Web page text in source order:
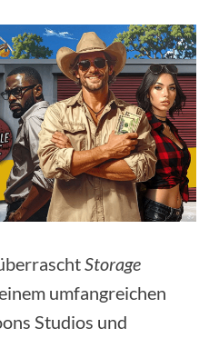
Storage
umfangreichen
Studios und